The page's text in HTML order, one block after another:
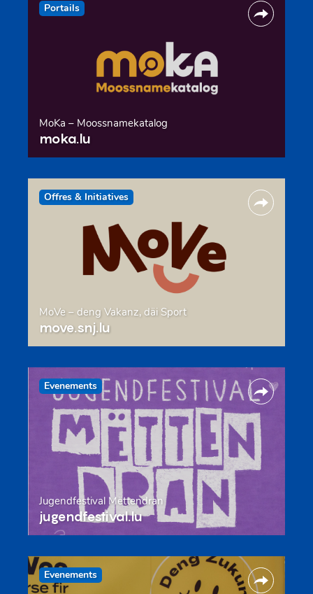
Portails
MoKa – Moossnamekatalog
moka.lu
Offres & Initiatives
MoVe – deng Vakanz, däi Sport
move.snj.lu
Evenements
Jugendfestival Mëttendran
jugendfestival.lu
Evenements